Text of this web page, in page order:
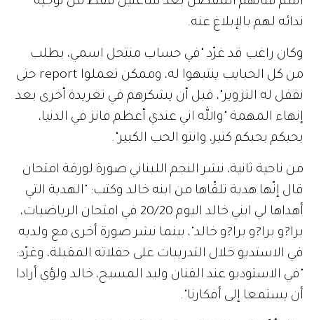
ندائه لهم بالإبلاغ عنه.
وكان راغب قد غرّد "في حساب منتحل اسمي، بطلب
من كل الحبايب ينتبهوا له، وممكن تعملوا report حتى
نقفل له التزوير"، قبل أن يشكرهم في تغريدة أخرى بعد
إنهاء المهمة "والله اني عندي أعظم فانز في الدنيا،
بحبكم بحبكم كتير، وانتو الحب الكبير".
من ناحية ثانية، نشر النجم اللبناني صورة لورقة امتحان
قال إنّها هدية تلقّاها من ابنه خالد وكتب: "الهدية التي
أهداها لي ابني خالد اليوم 20/20 في امتحان الرياضيات،
برا?و برا?و برا?و خالد"، بينما نشر صورة أخرى مع ولديه
في الاستديو خلال التدريبات على حفلاته المقبلة، وغرّد:
"في الاستوديو عند الفنان وليد المسيح، خالد ولؤي أرادا
أن يستمعا إلى أفكارنا".